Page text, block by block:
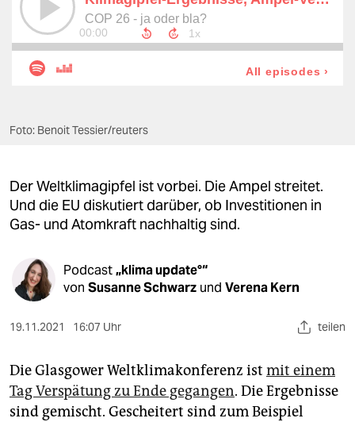
nord
wahrheit
verlag
shop
fragen & hilfe
unterstützen
abo
genossenschaft
Foto: Benoit Tessier/reuters
Der Weltklimagipfel ist vorbei. Die Ampel streitet.
Und die EU diskutiert darüber, ob Investitionen in
Gas- und Atomkraft nachhaltig sind.
Podcast„klima update°“
von Susanne Schwarz und Verena Kern
19.11.2021 16:07 Uhr teilen
Die Glasgower Weltklimakonferenz ist mit einem
Tag Verspätung zu Ende gegangen. Die Ergebnisse
sind gemischt. Gescheitert sind zum Beispiel